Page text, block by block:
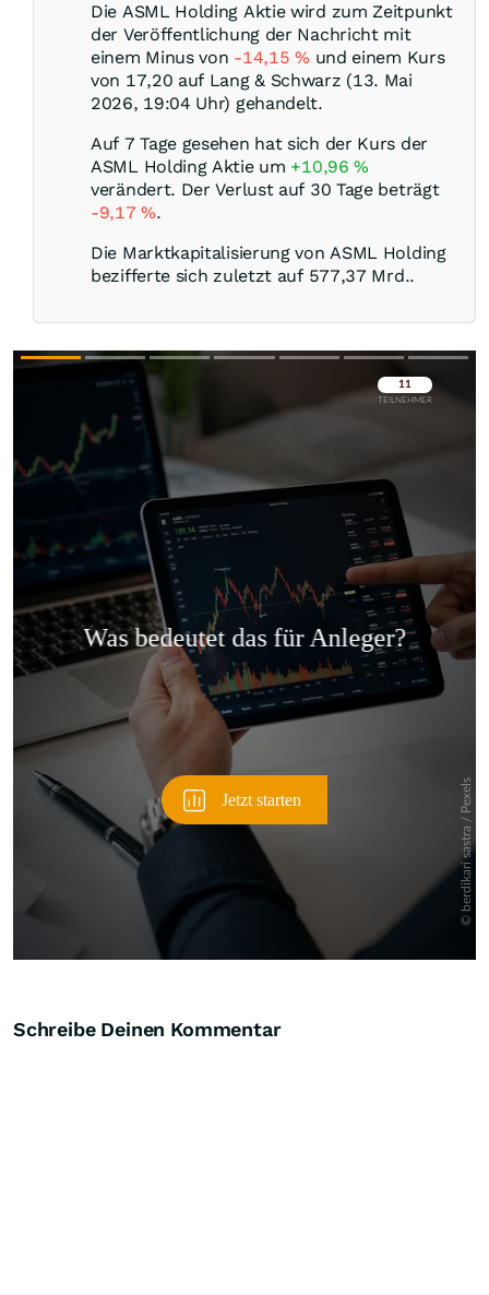
Die ASML Holding Aktie wird zum Zeitpunkt
der Veröffentlichung der Nachricht mit
einem Minus von -14,15% und einem Kurs
von 17,20 auf Lang & Schwarz (13. Mai
2026, 19:04 Uhr) gehandelt.
Auf 7 Tage gesehen hat sich der Kurs der
ASML Holding Aktie um +10,96%
verändert. Der Verlust auf 30 Tage beträgt
-9,17%.
Die Marktkapitalisierung von ASML Holding
bezifferte sich zuletzt auf 577,37 Mrd..
Überspringen
Schreibe Deinen Kommentar